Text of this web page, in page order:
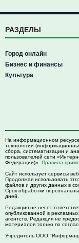
РАЗДЕЛЫ
Город онлайн
Бизнес и финансы
Культура
На информационном
технологии
сбора, систематизации и
пользователей сети
Федерации)». Правила
Сайт использует сервисы
Продолжая использовать
файлов и других данных в
Срок обработки
дней.
Редакция не несет
опубликованной в
агентств. Редакция не
материалов только по
Учредитель ООО